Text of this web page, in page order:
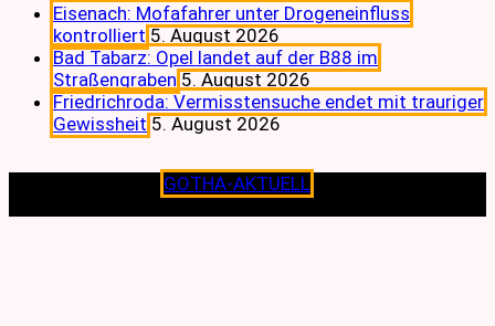
Eisenach: Mofafahrer unter Drogeneinfluss
kontrolliert 5. August 2026
Bad Tabarz: Opel landet auf der B88 im
Straßengraben 5. August 2026
Friedrichroda: Vermisstensuche endet mit trauriger
Gewissheit 5. August 2026
GOTHA-AKTUELL
Lokalen verpflichtet.